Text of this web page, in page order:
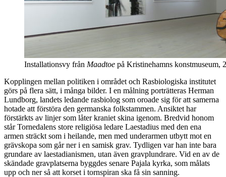
Installationsvy från Maadtoe på Kristinehamns konstmuseum,
Kopplingen mellan politiken i området och Rasbiologiska institutet
görs på flera sätt, i många bilder. I en målning porträtteras Herman
Lundborg, landets ledande rasbiolog som oroade sig för att samerna
hotade att förstöra den germanska folkstammen. Ansiktet har
förstärkts av linjer som låter kraniet skina igenom. Bredvid honom
står Tornedalens store religiösa ledare Laestadius med den ena
armen sträckt som i heilande, men med underarmen utbytt mot en
grävskopa som går ner i en samisk grav. Tydligen var han inte bara
grundare av laestadianismen, utan även gravplundrare. Vid en av de
skändade gravplatserna byggdes senare Pajala kyrka, som målats
upp och ner så att korset i tornspiran ska få sin sanning.